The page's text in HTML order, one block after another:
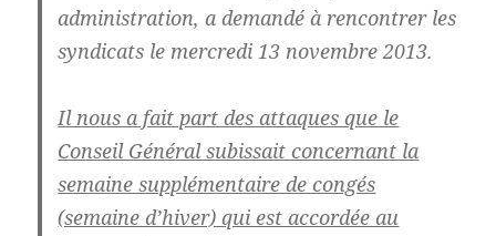
administration, a demandé à rencontrer les
syndicats le mercredi 13 novembre 2013.
Il nous a fait part des attaques que le
Conseil Général subissait concernant la
semaine supplémentaire de congés
(semaine d’hiver) qui est accordée au